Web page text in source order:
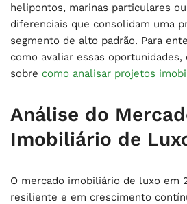
helipontos, marinas particulares
diferenciais que consolidam uma
segmento de alto padrão. Para
como avaliar essas oportunidades,
sobre como analisar projetos
Análise do
Imobiliário de
O mercado imobiliário de luxo em
resiliente e em crescimento